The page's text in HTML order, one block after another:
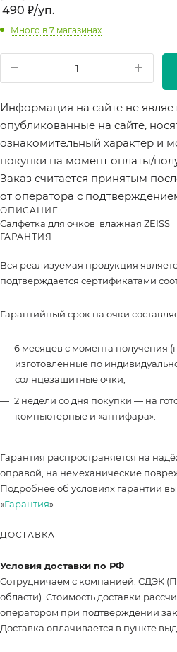
490 ₽/уп.
Много в 7 магазинах
Информация на сайте не
опубликованные на сайте,
ознакомительный характер и
покупки на момент оплаты/
Заказ считается принятым
от оператора с
ОПИСАНИЕ
Салфетка для очков влажная ZEISS
ГАРАНТИЯ
Вся реализуемая продукция
подтверждается сертификатами
Гарантийный срок на очки
6 месяцев с момента получения
изготовленные по
солнцезащитные очки;
2 недели со дня покупки — на
компьютерные и «антифара».
Гарантия распространяется на
оправой, на немеханические
Подробнее об условиях гарантии
«Гарантия».
ДОСТАВКА
Условия доставки по РФ
Сотрудничаем с компанией: СДЭК
области). Стоимость доставки
оператором при подтверждении
Доставка оплачивается в пункте